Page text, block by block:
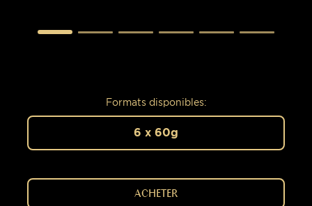
Formats disponibles:
6 x 60g
ACHETER